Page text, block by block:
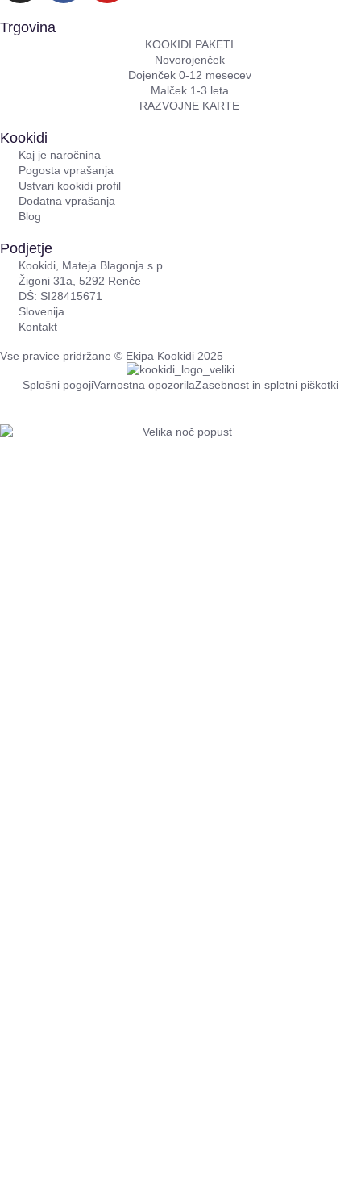
Trgovina
KOOKIDI PAKETI
Novorojenček
Dojenček 0-12 mesecev
Malček 1-3 leta
RAZVOJNE KARTE
Kookidi
Kaj je naročnina
Pogosta vprašanja
Ustvari kookidi profil
Dodatna vprašanja
Blog
Podjetje
Kookidi, Mateja Blagonja s.p.
Žigoni 31a, 5292 Renče
DŠ: SI28415671
Slovenija
Kontakt
Vse pravice pridržane © Ekipa Kookidi 2025
Splošni pogojiVarnostna opozorilaZasebnost in spletni piškotki